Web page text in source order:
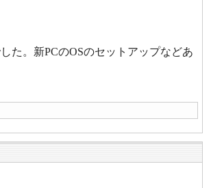
た。新PCのOSのセットアップなどあ